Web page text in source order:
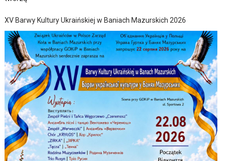
XV Barwy Kultury Ukraińskiej w Baniach Mazurskich 2026